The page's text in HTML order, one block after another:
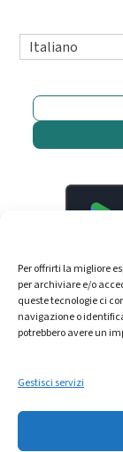
Per offrirti la migliore
per archiviare e/o
queste tecnologie ci
navigazione o
potrebbero avere un
Gestisci servizi
Italiano